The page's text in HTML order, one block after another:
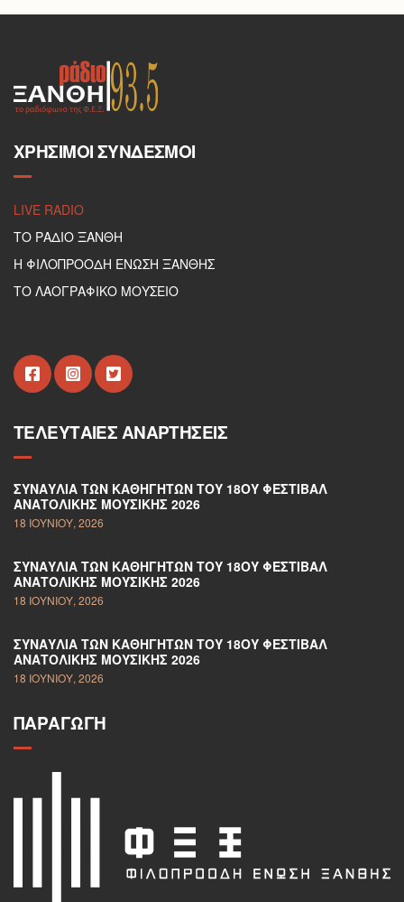
ΧΡΉΣΙΜΟΙ ΣΎΝΔΕΣΜΟΙ
LIVE RADIO
ΤΟ ΡΑΔΙΟ ΞΑΝΘΗ
Η ΦΙΛΟΠΡΟΟΔΗ ΕΝΩΣΗ ΞΑΝΘΗΣ
ΤΟ ΛΑΟΓΡΑΦΙΚΟ ΜΟΥΣΕΙΟ
ΤΕΛΕΥΤΑΊΕΣ ΑΝΑΡΤΉΣΕΙΣ
ΣΥΝΑΥΛΊΑ ΤΩΝ ΚΑΘΗΓΗΤΏΝ ΤΟΥ 18ΟΥ ΦΕΣΤΙΒΆΛ
ΑΝΑΤΟΛΙΚΉΣ ΜΟΥΣΙΚΉΣ 2026
18 ΙΟΥΝΊΟΥ, 2026
ΣΥΝΑΥΛΊΑ ΤΩΝ ΚΑΘΗΓΗΤΏΝ ΤΟΥ 18ΟΥ ΦΕΣΤΙΒΆΛ
ΑΝΑΤΟΛΙΚΉΣ ΜΟΥΣΙΚΉΣ 2026
18 ΙΟΥΝΊΟΥ, 2026
ΣΥΝΑΥΛΊΑ ΤΩΝ ΚΑΘΗΓΗΤΏΝ ΤΟΥ 18ΟΥ ΦΕΣΤΙΒΆΛ
ΑΝΑΤΟΛΙΚΉΣ ΜΟΥΣΙΚΉΣ 2026
18 ΙΟΥΝΊΟΥ, 2026
ΠΑΡΑΓΩΓΉ